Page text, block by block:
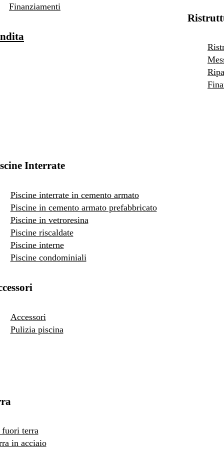
Finanziamenti
Interrate
Piscine interrate in cemento armato
Piscine in cemento armato prefabbricato
Piscine in vetroresina
Piscine riscaldate
Piscine interne
Piscine condominiali
Accessori
Pulizia piscina
fuori terra
in acciaio